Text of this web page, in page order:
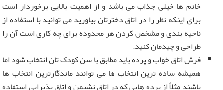
خانم ها خیلی جذاب می باشد و از اهمیت بالایی برخوردار است
برای اینکه نظر را در اتاق دخترتان بیاورید می توانید با استفاده از
ناحیه بندی و مشخص کردن هر محدوده برای چه کاری است آن را
طراحی و چیدمان کنید.
فرش اتاق خواب و پرده باید مطابق با سن کودک تان انتخاب شود اما
همیشه ساده ترین انتخاب ها می توانند ماندگارترین انتخاب ها
باشند مثلاً از پرده هایی که در اتاق نشیمن و اتاق پذیرایی استفاده